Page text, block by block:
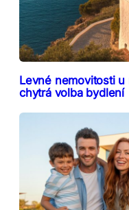
Levné nemovitosti
chytrá volba bydlení